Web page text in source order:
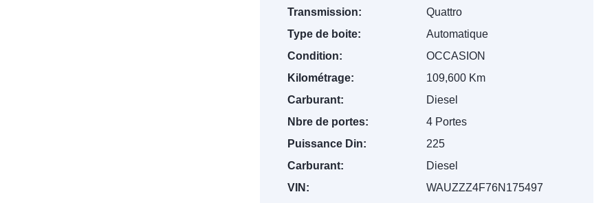
Transmission:
Quattro
Type de boite:
Automatique
Condition:
OCCASION
Kilométrage:
109,600 Km
Carburant:
Diesel
Nbre de portes:
4 Portes
Puissance Din:
225
Carburant:
Diesel
VIN:
WAUZZZ4F76N175497